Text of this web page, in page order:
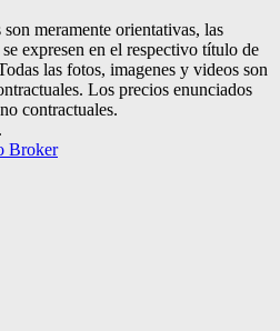
meramente orientativas, las
expresen en el respectivo título de
las fotos, imagenes y videos son
Los precios enunciados
contractuales.
Broker